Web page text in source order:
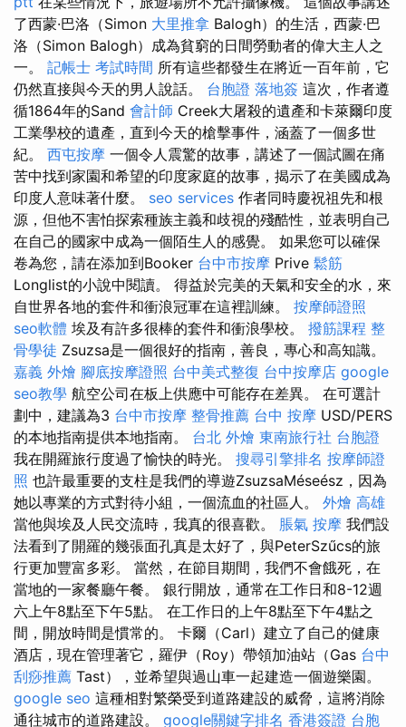
了西蒙·巴洛（Simon 大里推拿 Balogh）的生活，西蒙·巴
洛（Simon Balogh）成為貧窮的日間勞動者的偉大主人之
一。 記帳士 考試時間 所有這些都發生在將近一百年前，它
仍然直接與今天的男人說話。 台胞證 落地簽 這次，作者遵
循1864年的Sand 會計師 Creek大屠殺的遺產和卡萊爾印度
工業學校的遺產，直到今天的槍擊事件，涵蓋了一個多世
紀。 西屯按摩 一個令人震驚的故事，講述了一個試圖在痛
苦中找到家園和希望的印度家庭的故事，揭示了在美國成為
印度人意味著什麼。 seo services 作者同時慶祝祖先和根
源，但他不害怕探索種族主義和歧視的殘酷性，並表明自己
在自己的國家中成為一個陌生人的感覺。 如果您可以確保
卷為您，請在添加到Booker 台中市按摩 Prive 鬆筋
Longlist的小說中閱讀。 得益於完美的天氣和安全的水，來
自世界各地的套件和衝浪冠軍在這裡訓練。 按摩師證照
seo軟體 埃及有許多很棒的套件和衝浪學校。 撥筋課程 整
骨學徒 Zsuzsa是一個很好的指南，善良，專心和高知識。
嘉義 外燴 腳底按摩證照 台中美式整復 台中按摩店 google
seo教學 航空公司在板上供應中可能存在差異。 在可選計
劃中，建議為3 台中市按摩 整骨推薦 台中 按摩 USD/PERS
的本地指南提供本地指南。 台北 外燴 東南旅行社 台胞證
我在開羅旅行度過了愉快的時光。 搜尋引擎排名 按摩師證
照 也許最重要的支柱是我們的導遊ZsuzsaMéseész，因為
她以專業的方式對待小組，一個流血的社區人。 外燴 高雄
當他與埃及人民交流時，我真的很喜歡。 脹氣 按摩 我們設
法看到了開羅的幾張面孔真是太好了，與PeterSzűcs的旅
行更加豐富多彩。 當然，在節目期間，我們不會餓死，在
當地的一家餐廳午餐。 銀行開放，通常在工作日和8-12週
六上午8點至下午5點。 在工作日的上午8點至下午4點之
間，開放時間是慣常的。 卡爾（Carl）建立了自己的健康
酒店，現在管理著它，羅伊（Roy）帶領加油站（Gas 台中
刮痧推薦 Tast），並希望與過山車一起建造一個遊樂園。
google seo 這種相對繁榮受到道路建設的威脅，這將消除
通往城市的道路建設。 google關鍵字排名 香港簽證 台胞